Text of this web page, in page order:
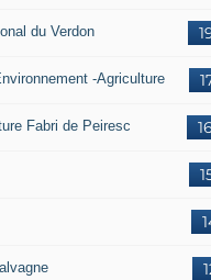
du Verdon
-Agriculture
Fabri de Peiresc